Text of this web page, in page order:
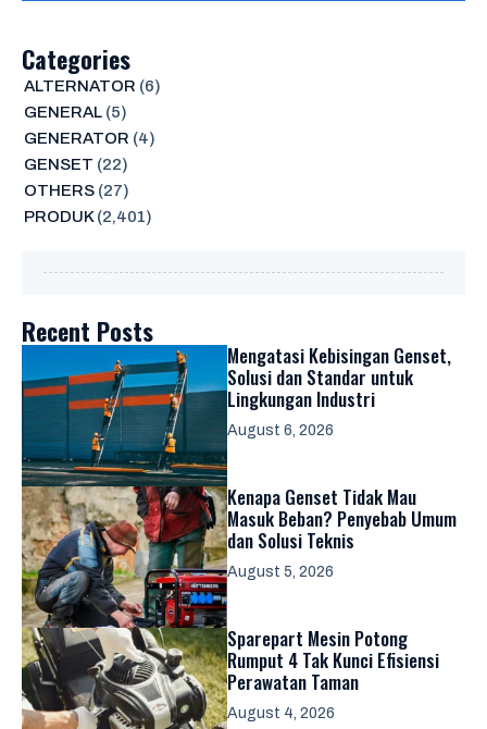
Categories
ALTERNATOR (6)
GENERAL(5)
GENERATOR (4)
GENSET (22)
OTHERS(27)
PRODUK(2,401)
Recent Posts
Mengatasi Kebisingan Genset,
Solusi dan Standar untuk
Lingkungan Industri
August 6, 2026
Kenapa Genset Tidak Mau
Masuk Beban? Penyebab Umum
dan Solusi Teknis
August 5, 2026
Sparepart Mesin Potong
Rumput 4 Tak Kunci Efisiensi
Perawatan Taman
August 4, 2026